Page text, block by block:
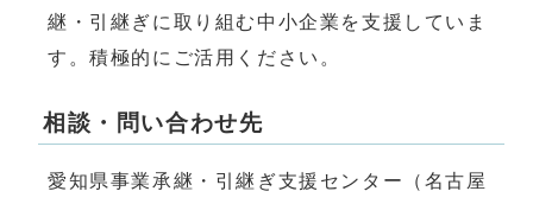
継・引継ぎに取り組む中小企業を支援していま
す。積極的にご活用ください。
相談・問い合わせ先
愛知県事業承継・引継ぎ支援センター（名古屋